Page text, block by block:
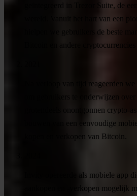
geïntegreerd in Trezor Suite, de
wereld. Vanuit het hart van een
hielpen we gebruikers de beste
Bitcoin en andere cryptocurrencies
Na verloop van tijd reageerden
om gebruikers te onderwijzen
grotendeels onontgonnen crypto-
bouwen van een eenvoudige
kopen en verkopen van Bitcoin.
Invity opereerde als mobiele app
aankopen en -verkopen mogelijk